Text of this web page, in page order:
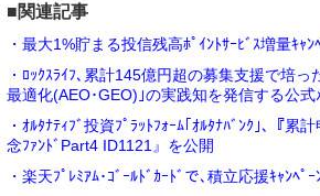
■関連記事
・最大1%貯まる投信残高ﾎﾟｲﾝﾄｻｰﾋﾞｽ増量ｷｬ
・ﾛｯｸｽﾗｲﾌ､累計145億円超の募集支援で培
最適化(AEO･GEO)｣の実践知を発信する公式
・ｵﾙﾀﾅﾃｨﾌﾞ投資ﾌﾟﾗｯﾄﾌｫｰﾑ｢ｵﾙﾀﾅﾊﾞﾝｸ｣､『累
念ﾌｧﾝﾄﾞPart4 ID1121』を公開
・楽天ﾌﾟﾚﾐｱﾑ･ｺﾞｰﾙﾄﾞｶｰﾄﾞで､積立応援ｷｬﾝﾍﾟ